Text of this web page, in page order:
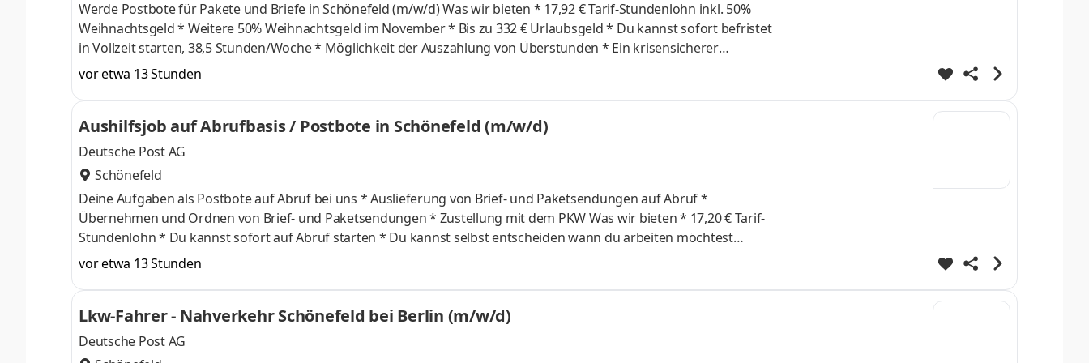
Werde Postbote für Pakete und Briefe in Schönefeld (m/w/d) Was wir bieten * 17,92 € Tarif-Stundenlohn inkl. 50%
Weihnachtsgeld * Weitere 50% Weihnachtsgeld im November * Bis zu 332 € Urlaubsgeld * Du kannst sofort befristet
in Vollzeit starten, 38,5 Stunden/Woche * Möglichkeit der Auszahlung von Überstunden * Ein krisensicherer
Arbeitsplatz, garantierte Gehaltssteigerung gemäß Tarifvertrag und pünktliche Gehaltszahlungen * Kostenlose
vor etwa 13 Stunden
Aushilfsjob auf Abrufbasis / Postbote in Schönefeld (m/w/d)
Deutsche Post AG
Schönefeld
Deine Aufgaben als Postbote auf Abruf bei uns * Auslieferung von Brief- und Paketsendungen auf Abruf *
Übernehmen und Ordnen von Brief- und Paketsendungen * Zustellung mit dem PKW Was wir bieten * 17,20 € Tarif-
Stundenlohn * Du kannst sofort auf Abruf starten * Du kannst selbst entscheiden wann du arbeiten möchtest
(zwischen Montag und Samstag) * Möglichkeit der Auszahlung von Überstunden * Ein krisensicherer Arbeitsplatz,
vor etwa 13 Stunden
Lkw-Fahrer - Nahverkehr Schönefeld bei Berlin (m/w/d)
Deutsche Post AG